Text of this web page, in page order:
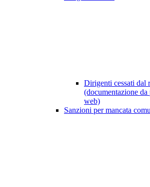
Dirigenti cessati dal
(documentazione
web)
Sanzioni per mancata